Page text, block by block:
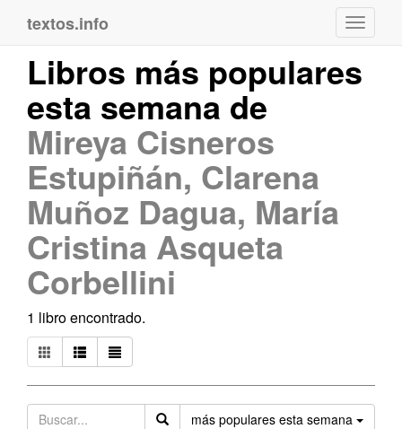
textos.info
Libros más populares
esta semana de
Mireya Cisneros
Estupiñán, Clarena
Muñoz Dagua, María
Cristina Asqueta
Corbellini
1 libro encontrado.
más populares esta semana